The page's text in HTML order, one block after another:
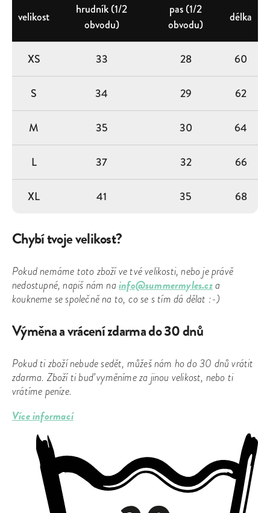
velikost
hrudník (1/2
obvodu)
pas (1/2
obvodu)
délka
XS 33 28 60
S 34 29 62
M 35 30 64
L 37 32 66
XL 41 35 68
Chybí tvoje velikost?
Pokud nemáme toto zboží ve tvé velikosti, nebo je právě
nedostupné, napiš nám na info@summermyles.cza
koukneme se společně na to, co se s tím dá dělat :-)
Výměna a vrácení zdarma do 30 dnů
Pokud ti zboží nebude sedět, můžeš nám ho do 30 dnů vrátit
zdarma. Zboží ti buď vyměníme za jinou velikost, nebo ti
vrátíme peníze.
Více informací